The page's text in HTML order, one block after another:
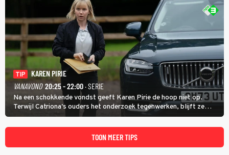
TIP
KAREN PIRIE
VANAVOND 20:25 - 22:00· SERIE
Na een schokkende vondst geeft Karen Pirie de hoop niet op.
Terwijl Catriona's ouders het onderzoek tegenwerken, blijft ze
speuren naar Adam. In deze slotaflevering van Karen Pirie leidt het
spoor via Frankrijk en Italië naar Malta.
TOON MEER TIPS